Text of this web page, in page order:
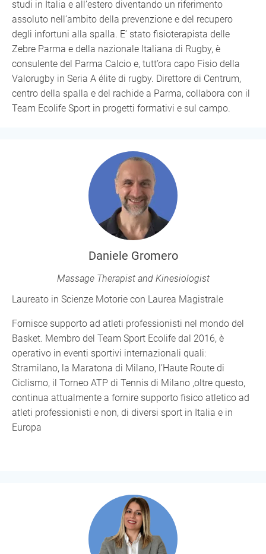
studi in Italia e all’estero diventando un riferimento
assoluto nell’ambito della prevenzione e del recupero
degli infortuni alla spalla. E’ stato fisioterapista delle
Zebre Parma e della nazionale Italiana di Rugby, è
consulente del Parma Calcio e, tutt’ora capo Fisio della
Valorugby in Seria A élite di rugby. Direttore di Centrum,
centro della spalla e del rachide a Parma, collabora con il
Team Ecolife Sport in progetti formativi e sul campo.
Daniele Gromero
Massage Therapist and Kinesiologist
Laureato in Scienze Motorie con Laurea Magistrale
Fornisce supporto ad atleti professionisti nel mondo del
Basket. Membro del Team Sport Ecolife dal 2016, è
operativo in eventi sportivi internazionali quali:
Stramilano, la Maratona di Milano, l’Haute Route di
Ciclismo, il Torneo ATP di Tennis di Milano ,oltre questo,
continua attualmente a fornire supporto fisico atletico ad
atleti professionisti e non, di diversi sport in Italia e in
Europa